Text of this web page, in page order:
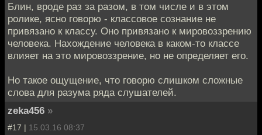
Блин, вроде раз за разом, в том числе и в этом
ролике, ясно говорю - классовое сознание не
привязано к классу. Оно привязано к мировоззрению
человека. Нахождение человека в каком-то классе
влияет на это мировоззрение, но не определяет его.
Но такое ощущение, что говорю слишком сложные
слова для разума ряда слушателей.
zeka456 »
#17 | 15.03.16 08:37